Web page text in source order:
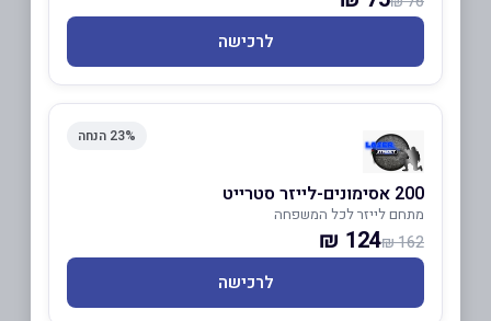
לרכישה
23% הנחה
200 אסימונים-לייזר סטרייט
מתחם לייזר לכל המשפחה
162 ₪
124 ₪
לרכישה